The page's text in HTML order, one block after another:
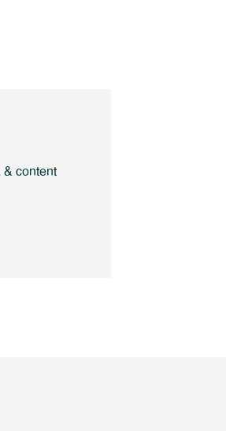
& content